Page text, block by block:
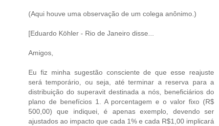
(Aqui houve uma observação de um colega anônimo.)
[Eduardo Köhler - Rio de Janeiro disse...
Amigos,
Eu fiz minha sugestão consciente de que esse reajuste
será temporário, ou seja, até terminar a reserva para a
distribuição do superavit destinada a nós, beneficiários do
plano de benefícios 1. A porcentagem e o valor fixo (R$
500,00) que indiquei, é apenas exemplo, devendo ser
ajustados ao impacto que cada 1% e cada R$1,00 implicará